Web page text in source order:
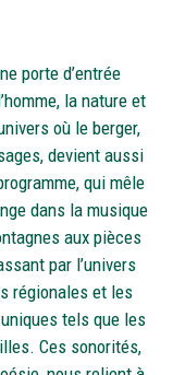
porte d’entrée
la nature et
où le berger,
devient aussi
qui mêle
dans la musique
aux pièces
par l’univers
régionales et les
tels que les
Ces sonorités,